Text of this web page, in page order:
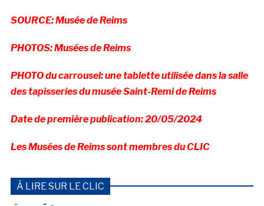
SOURCE: Musée de Reims
PHOTOS: Musées de Reims
PHOTO du carrousel: une tablette utilisée dans la salle
des tapisseries du musée Saint-Remi de Reims
Date de première publication: 20/05/2024
Les Musées de Reims sont membres du CLIC
À LIRE SUR LE CLIC